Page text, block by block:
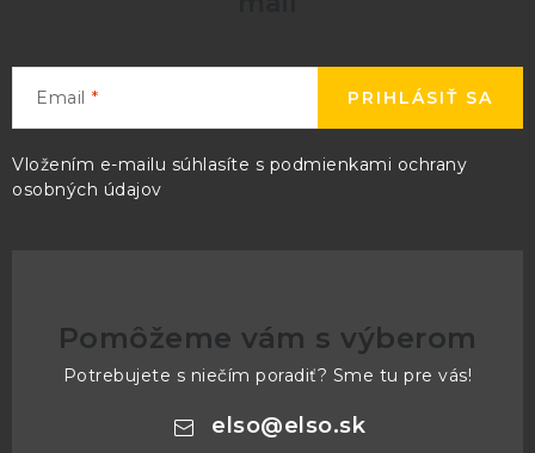
Email
Vložením e-mailu súhlasíte s podmienkami ochrany
osobných údajov
PRIHLÁSIŤ SA
Pomôžeme vám s výberom
Potrebujete s niečím poradiť? Sme tu pre vás!
elso@elso.sk